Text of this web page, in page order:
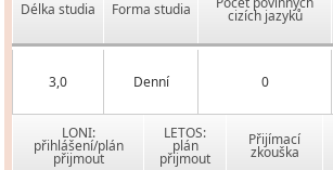
Délka studia Forma studia cizích jazyků
3,0 Denní 0
LONI:
přihlášení/plán
přijmout
LETOS:
plán
přijmout
Přijímací
zkouška